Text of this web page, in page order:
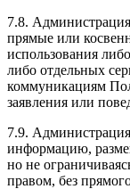
7.8.
прямые или
использования
либо отдельных
коммуникациям
заявления или
7.9. Администрация
информацию,
но не
правом, без